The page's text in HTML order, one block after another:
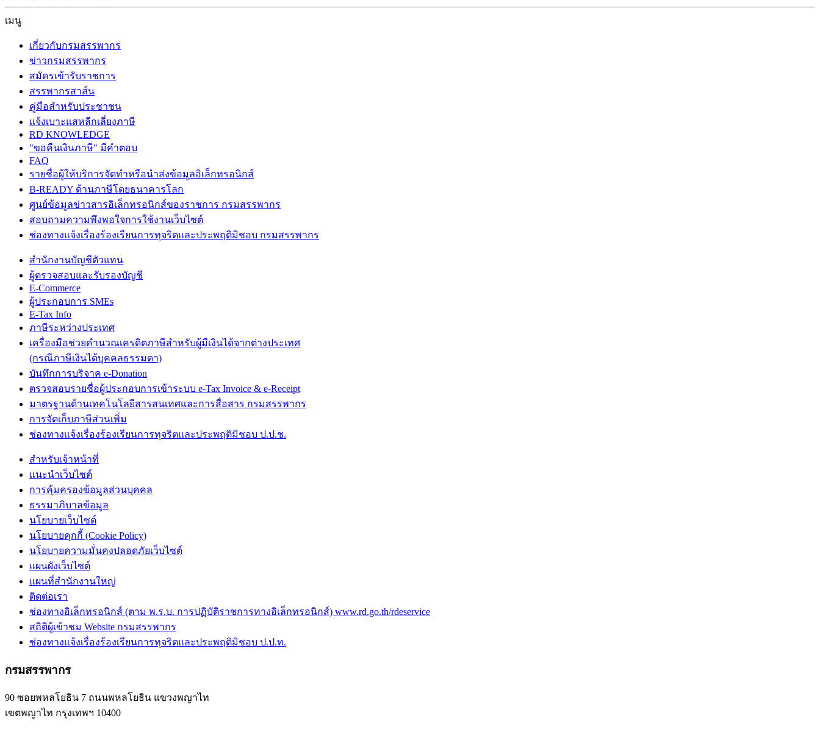
เมนู
เกี่ยวกับกรมสรรพากร
ข่าวกรมสรรพากร
สมัครเข้ารับราชการ
สรรพากรสาส์น
คู่มือสำหรับประชาชน
แจ้งเบาะแสหลีกเลี่ยงภาษี
RD KNOWLEDGE
"ขอคืนเงินภาษี" มีคำตอบ
FAQ
รายชื่อผู้ให้บริการจัดทำหรือนำส่งข้อมูลอิเล็กทรอนิกส์
B-READY ด้านภาษีโดยธนาคารโลก
ศูนย์ข้อมูลข่าวสารอิเล็กทรอนิกส์ของราชการ กรมสรรพากร
สอบถามความพึงพอใจการใช้งานเว็บไซต์
ช่องทางแจ้งเรื่องร้องเรียนการทุจริตและประพฤติมิชอบ กรมสรรพากร
สำนักงานบัญชีตัวแทน
ผู้ตรวจสอบและรับรองบัญชี
E-Commerce
ผู้ประกอบการ SMEs
E-Tax Info
ภาษีระหว่างประเทศ
เครื่องมือช่วยคำนวณเครดิตภาษีสำหรับผู้มีเงินได้จากต่างประเทศ
(กรณีภาษีเงินได้บุคคลธรรมดา)
บันทึกการบริจาค e-Donation
ตรวจสอบรายชื่อผู้ประกอบการเข้าระบบ e-Tax Invoice & e-Receipt
มาตรฐานด้านเทคโนโลยีสารสนเทศและการสื่อสาร กรมสรรพากร
การจัดเก็บภาษีส่วนเพิ่ม
ช่องทางแจ้งเรื่องร้องเรียนการทุจริตและประพฤติมิชอบ ป.ป.ช.
สำหรับเจ้าหน้าที่
แนะนำเว็บไซต์
การคุ้มครองข้อมูลส่วนบุคคล
ธรรมาภิบาลข้อมูล
นโยบายเว็บไซต์
นโยบายคุกกี้ (Cookie Policy)
นโยบายความมั่นคงปลอดภัยเว็บไซต์
แผนผังเว็บไซต์
แผนที่สำนักงานใหญ่
ติดต่อเรา
ช่องทางอิเล็กทรอนิกส์ (ตาม พ.ร.บ. การปฏิบัติราชการทางอิเล็กทรอนิกส์) www.rd.go.th/rdeservice
สถิติผู้เข้าชม Website กรมสรรพากร
ช่องทางแจ้งเรื่องร้องเรียนการทุจริตและประพฤติมิชอบ ป.ป.ท.
กรมสรรพากร
90 ซอยพหลโยธิน 7 ถนนพหลโยธิน แขวงพญาไท
เขตพญาไท กรุงเทพฯ 10400